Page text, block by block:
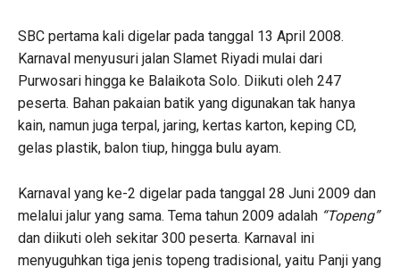
SBC pertama kali digelar pada tanggal 13 April 2008.
Karnaval menyusuri jalan Slamet Riyadi mulai dari
Purwosari hingga ke Balaikota Solo. Diikuti oleh 247
peserta. Bahan pakaian batik yang digunakan tak hanya
kain, namun juga terpal, jaring, kertas karton, keping CD,
gelas plastik, balon tiup, hingga bulu ayam.
Karnaval yang ke-2 digelar pada tanggal 28 Juni 2009 dan
melalui jalur yang sama. Tema tahun 2009 adalah “Topeng”
dan diikuti oleh sekitar 300 peserta. Karnaval ini
menyuguhkan tiga jenis topeng tradisional, yaitu Panji yang